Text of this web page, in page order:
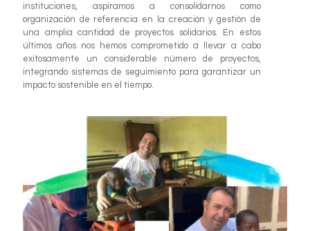
instituciones, aspiramos a consolidarnos como
organización de referencia en la creación y gestión de
una amplia cantidad de proyectos solidarios. En estos
últimos años nos hemos comprometido a llevar a cabo
exitosamente un considerable número de proyectos,
integrando sistemas de seguimiento para garantizar un
impacto sostenible en el tiempo.